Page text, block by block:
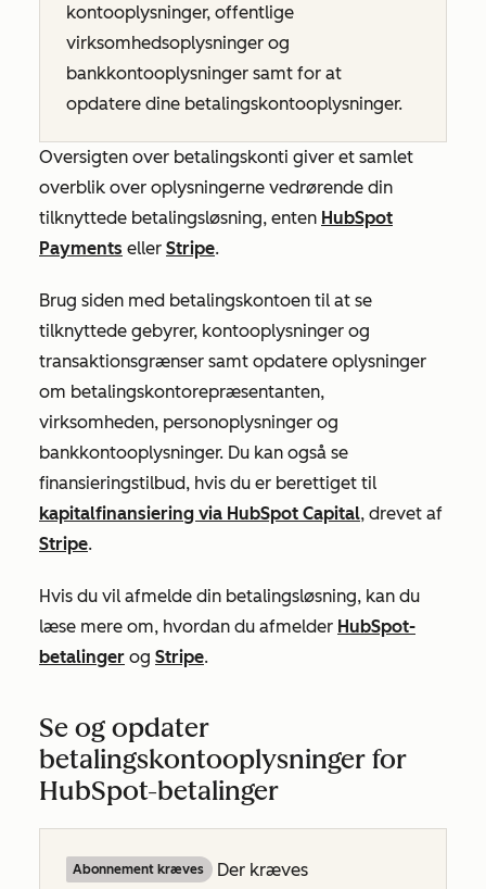
kontooplysninger, offentlige
virksomhedsoplysninger og
bankkontooplysninger samt for at
opdatere dine betalingskontooplysninger.
Oversigten over betalingskonti giver et samlet
overblik over oplysningerne vedrørende din
tilknyttede betalingsløsning, enten HubSpot
Payments eller Stripe.
Brug siden med betalingskontoen til at se
tilknyttede gebyrer, kontooplysninger og
transaktionsgrænser samt opdatere oplysninger
om betalingskontorepræsentanten,
virksomheden, personoplysninger og
bankkontooplysninger. Du kan også se
finansieringstilbud, hvis du er berettiget til
kapitalfinansiering via HubSpot Capital, drevet af
Stripe.
Hvis du vil afmelde din betalingsløsning, kan du
læse mere om, hvordan du afmelder HubSpot-
betalinger og Stripe.
Se og opdater
betalingskontooplysninger for
HubSpot-betalinger
Abonnement kræves
Der kræves